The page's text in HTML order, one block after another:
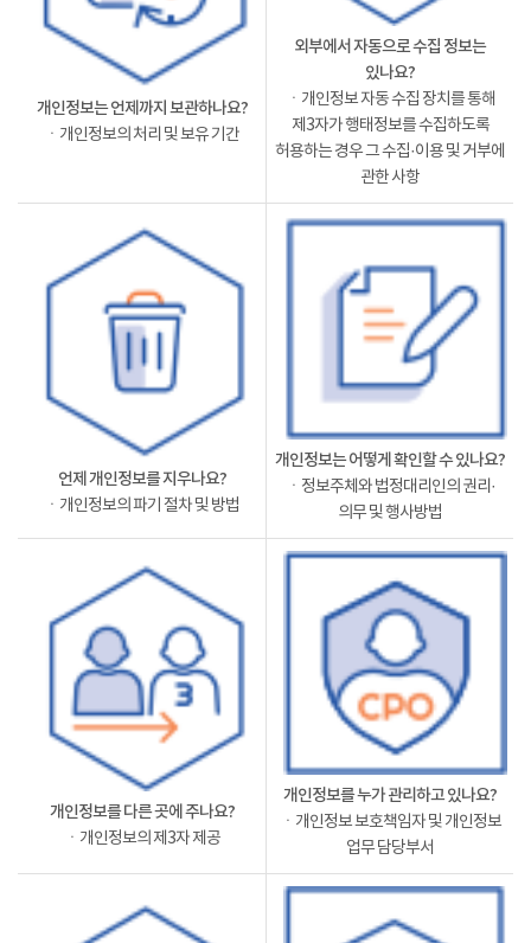
개인정보는 언제까지 보관하나요?
ㆍ개인정보의 처리 및 보유 기간
외부에서 자동으로 수집 정보는
있나요?
ㆍ개인정보 자동 수집 장치를 통해
제3자가 행태정보를 수집하도록
허용하는 경우 그 수집·이용 및 거부에
관한 사항
언제 개인정보를 지우나요?
ㆍ개인정보의 파기 절차 및 방법
개인정보는 어떻게 확인할 수 있나요?
ㆍ정보주체와 법정대리인의 권리·
의무 및 행사방법
개인정보를 다른 곳에 주나요?
ㆍ개인정보의 제3자 제공
개인정보를 누가 관리하고 있나요?
ㆍ개인정보 보호책임자 및 개인정보
업무 담당부서